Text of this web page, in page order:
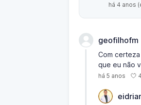
há 4 anos
geofilhofm
Com
que eu não
há 5 anos